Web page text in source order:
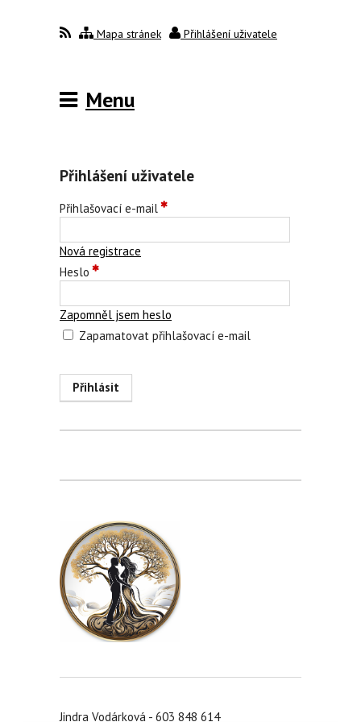
Mapa stránek Přihlášení uživatele
Menu
Přihlášení uživatele
Přihlašovací e-mail
Nová registrace
Heslo
Zapomněl jsem heslo
Zapamatovat přihlašovací e-mail
Jindra Vodárková - 603 848 614